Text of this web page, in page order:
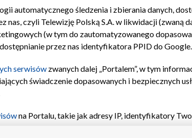
Moje zgody Pomoc Biuro reklamy
automatycznego śledzenia i zbierania danych,
czyli Telewizję Polską S.A. w likwidacji (zwaną
(w tym do zautomatyzowanego
przez nas identyfikatora PPID do Google.
serwisów zwanych dalej „Portalem”, w tym
świadczenie dopasowanych i bezpiecznych
na Portalu, takie jak adresy IP, identyfikatory